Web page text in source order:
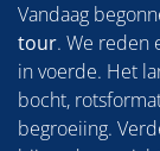
Vandaag
tour. We reden
in voerde. Het
bocht,
begroeiing.